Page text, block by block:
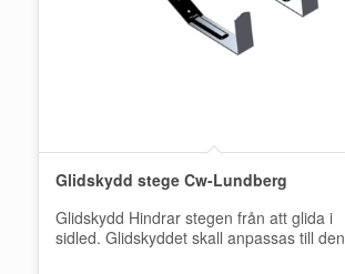
Glidskydd stege Cw-Lundberg
Glidskydd Hindrar stegen från att glida i
sidled. Glidskyddet skall anpassas till den